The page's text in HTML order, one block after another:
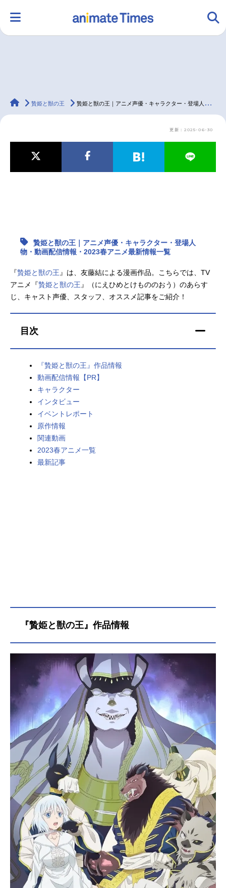
ラジオ みんなの声 グッズ 映画
マンガ・ラノベ ゲーム・アプリ 音楽 コスプレ
アニメ映画一覧 実写化映画一覧
春アニメ 夏アニメ
男性声優/女性声優一覧
animateTimes
贄姫と獣の王 贄姫と獣の王｜アニメ声優・キャラクター・登場人物・動画配信情報・2023春アニメ最新情報一覧
更新：2025-06-30
贄姫と獣の王｜アニメ声優・キャラクター・登場人
物・動画配信情報・2023春アニメ最新情報一覧
『贄姫と獣の王 』は、友藤結による漫画作品。こちらでは、TV
アニメ『贄姫と獣の王 』（にえひめとけもののおう）のあらす
じ、キャスト声優、スタッフ、オススメ記事をご紹介！
目次
『贄姫と獣の王』作品情報
動画配信情報【PR】
キャラクター
インタビュー
イベントレポート
原作情報
関連動画
2023春アニメ一覧
最新記事
『贄姫と獣の王』作品情報